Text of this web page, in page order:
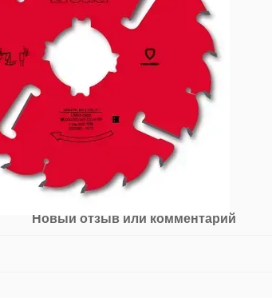
Новый отзыв или комментарий